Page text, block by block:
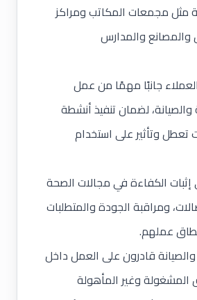
مثل مجمعات المكاتب ومراكز
والمصانع والمدارس
جانبًا مهمًا من عمل
لضمان تنفيذ أنشطة
تعطل وتأثير على استخدام
الكفاءة في مجالات الصحة
ومراقبة الجودة والمتطلبات
عملهم.
قادرون على العمل داخل
المشغولة وغير المأهولة